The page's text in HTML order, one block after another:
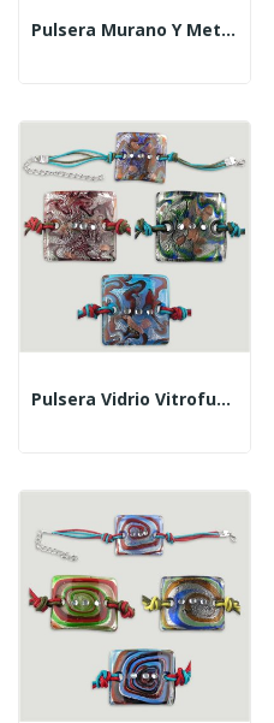
Pulsera Murano Y Meta, Corazon, Col Surt
Pulsera Vidrio Vitrofusion Cuadrado Colores Surtid